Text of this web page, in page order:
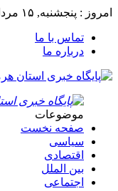
امروز : پنجشنبه, ۱۵ مرداد , ۱۴۰۵
تماس با ما
درباره ما
موضوعات
صفحه نخست
سیاسی
اقتصادی
بین الملل
اجتماعی